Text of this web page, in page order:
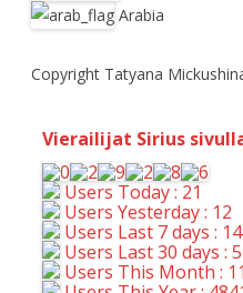
Arabia
Copyright Tatyana
Vierailijat Sirius
Users Today : 21
Users Yesterday : 12
Users Last 7 days :
Users Last 30 days :
Users This Month :